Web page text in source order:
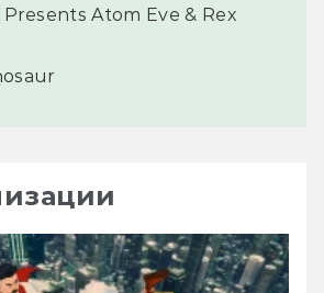
Atom Eve & Rex